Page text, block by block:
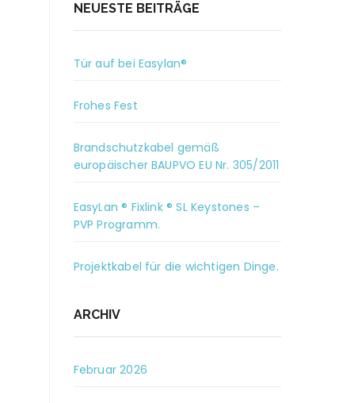
NEUESTE BEITRÄGE
Tür auf bei Easylan®
Frohes Fest
Brandschutzkabel gemäß
europäischer BAUPVO EU Nr. 305/2011
EasyLan ® Fixlink ® SL Keystones –
PVP Programm.
Projektkabel für die wichtigen Dinge.
ARCHIV
Februar 2026